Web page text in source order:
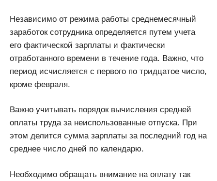
Независимо от режима работы среднемесячный
заработок сотрудника определяется путем учета
его фактической зарплаты и фактически
отработанного времени в течение года. Важно, что
период исчисляется с первого по тридцатое число,
кроме февраля.
Важно учитывать порядок вычисления средней
оплаты труда за неиспользованные отпуска. При
этом делится сумма зарплаты за последний год на
среднее число дней по календарю.
Необходимо обращать внимание на оплату так